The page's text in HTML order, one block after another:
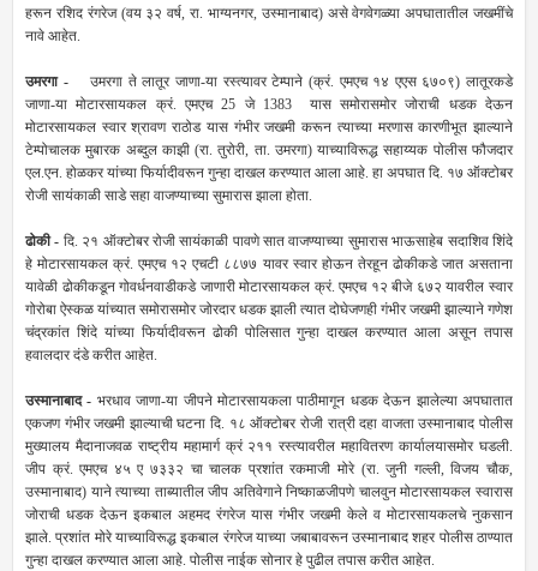
हरून रशिद रंगरेज (वय ३२ वर्ष, रा. भाग्‍यनगर, उस्‍मानाबाद) असे वेगवेगळ्या अपघातातील जखमींचे
नावे आहेत.
उमरगा -
उमरगा ते लातूर जाणा-या रस्‍त्‍यावर टेम्‍पाने (क्रं. एमएच १४ एएस ६७०९) लातूरकडे
जाणा-या मोटारसायकल क्रं. एमएच 25 जे 1383 यास समोरासमोर जोराची धडक देऊन
मोटारसायकल स्‍वार श्रावण राठोड यास गंभीर जखमी करून त्‍याच्‍या मरणास कारणीभूत झाल्‍याने
टेम्‍पोचालक मुबारक अब्‍दुल काझी(रा. तुरोरी, ता. उमरगा) याच्‍याविरूद्ध सहाय्यक पोलीस फौजदार
एल.एन. होळकर यांच्‍या फिर्यादीवरून गुन्‍हा दाखल करण्‍यात आला आहे. हा अपघात दि. १७ ऑक्‍टोबर
रोजी सायंकाळी साडे सहा वाजण्‍याच्‍या सुमारास झाला होता.
ढोकी - दि. २१ ऑक्‍टोबर रोजी सायंकाळी पावणे सात वाजण्‍याच्‍या सुमारास भाऊसाहेब सदाशिव शिंदे
हे मोटारसायकल क्रं. एमएच १२ एचटी ८८७७ यावर स्‍वार होऊन तेरहून ढोकीकडे जात असताना
यावेळी ढोकीकडून गोवर्धनवाडीकडे जाणारी मोटारसायकल क्रं. एमएच १२ बीजे ६७२ यावरील स्‍वार
गोरोबा ऐस्‍कळ यांच्‍यात समोरासमोर जोरदार धडक झाली त्‍यात दोघेजणही गंभीर जखमी झाल्‍याने गणेश
चंद्रकांत शिंदे यांच्‍या‍ फिर्यादीवरून ढोकी पोलिसात गुन्‍हा दाखल करण्‍यात आला असून तपास
हवालदार दंडे करीत आहेत.
उस्‍मानाबाद - भरधाव जाणा-या जीपने मोटारसायकला पाठीमागून धडक देऊन झालेल्‍या अपघातात
एकजण गंभीर जखमी झाल्‍याची घटना दि. १८ ऑक्‍टोबर रोजी रात्री दहा वाजता उस्‍मानाबाद पोलीस
मुख्‍यालय मैदानाजवळ राष्‍ट्रीय महामार्ग क्रं २११ रस्‍त्‍यावरील महावितरण कार्यालयासमोर घडली.
जीप क्रं. एमएच ४५ ए ७३३२ चा चालक प्रशांत रकमाजी मोरे (रा. जुनी गल्‍ली, विजय चौक,
उस्‍मानाबाद) याने त्‍याच्‍या ताब्‍यातील जीप अतिवेगाने निष्‍काळजीपणे चालवुन मोटारसायकल स्वारास
जोराची धडक देऊन इकबाल अहमद रंगरेज यास गंभीर जखमी केले व मोटारसायकलचे नुकसान
झाले. प्रशांत मोरे याच्‍याविरूद्ध इकबाल रंगरेज याच्‍या जबाबावरून उस्‍मानाबाद शहर पोलीस ठाण्‍यात
गुन्‍हा दाखल करण्‍यात आला आहे. पोलीस नाईक सोनार हे पुढील तपास करीत आहेत.